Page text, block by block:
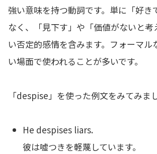
強い意味を持つ動詞です。単に「好き
なく、「見下す」や「価値がないと考
い否定的感情を含みます。フォーマル
い場面で使われることが多いです。
「despise」を使った例文をみてみま
He despises liars.
彼は嘘つきを軽蔑しています。